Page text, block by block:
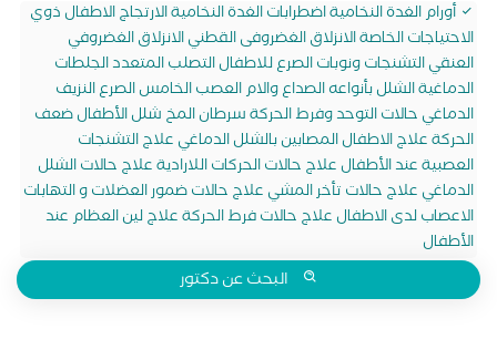
أورام الغدة النخامية اضطرابات الغدة النخامية الارتجاج الاطفال ذوي
الاحتياجات الخاصة الانزلاق الغضروفى القطني الانزلاق الغضروفي
العنقي التشنجات ونوبات الصرع للاطفال التصلب المتعدد الجلطات
الدماغية الشلل بأنواعه الصداع والام العصب الخامس الصرع النزيف
الدماغي حالات التوحد وفرط الحركة سرطان المخ شلل الأطفال ضعف
الحركة علاج الاطفال المصابين بالشلل الدماغي علاج التشنجات
العصبية عند الأطفال علاج حالات الحركات اللارادية علاج حالات الشلل
الدماغي علاج حالات تأخر المشي علاج حالات ضمور العضلات و التهابات
الاعصاب لدى الاطفال علاج حالات فرط الحركة علاج لين العظام عند
الأطفال
البحث عن دكتور